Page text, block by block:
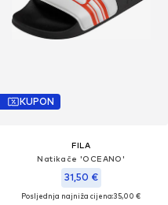
KUPON
FILA
Natikače 'OCEANO'
31,50 €
Posljednja najniža cijena:35,00 €